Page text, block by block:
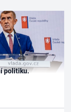
politiku.